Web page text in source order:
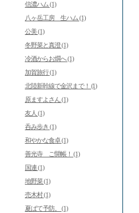
信濃ハム (1)
八ヶ岳工房 生ハム (1)
公美 (1)
冬野菜と真澄 (1)
冷酒からお燗へ (1)
加賀旅行 (1)
北陸新幹線で金沢まで！ (1)
原ますよさん (1)
友人 (1)
呑み歩き (1)
和やかな食卓 (1)
善光寺 ご開帳！ (1)
国連 (1)
地野菜 (1)
売木村 (1)
夏ばて予防。 (1)